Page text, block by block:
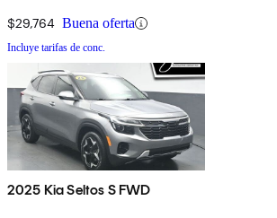
$29,764 Buena oferta
Incluye tarifas de conc.
2025 Kia Seltos S FWD